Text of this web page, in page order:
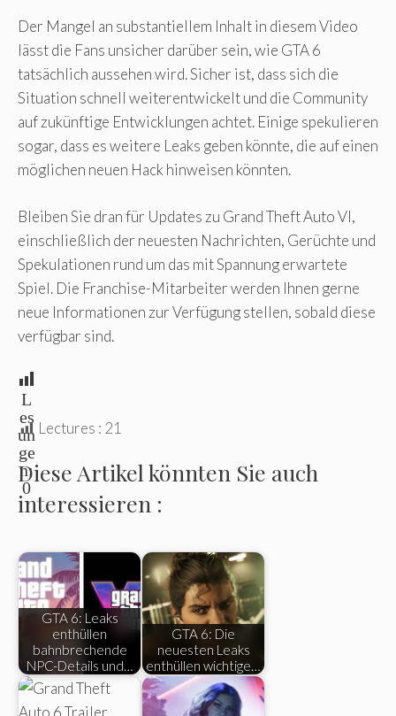
Der Mangel an substantiellem Inhalt in diesem Video
lässt die Fans unsicher darüber sein, wie GTA 6
tatsächlich aussehen wird. Sicher ist, dass sich die
Situation schnell weiterentwickelt und die Community
auf zukünftige Entwicklungen achtet. Einige spekulieren
sogar, dass es weitere Leaks geben könnte, die auf einen
möglichen neuen Hack hinweisen könnten.
Bleiben Sie dran für Updates zu Grand Theft Auto VI,
einschließlich der neuesten Nachrichten, Gerüchte und
Spekulationen rund um das mit Spannung erwartete
Spiel. Die Franchise-Mitarbeiter werden Ihnen gerne
neue Informationen zur Verfügung stellen, sobald diese
verfügbar sind.
L
es
un
ge
n:
0
Lectures : 21
Diese Artikel könnten Sie auch
interessieren :
GTA 6: Leaks
enthüllen
bahnbrechende
NPC-Details und…
GTA 6: Die
neuesten Leaks
enthüllen wichtige…